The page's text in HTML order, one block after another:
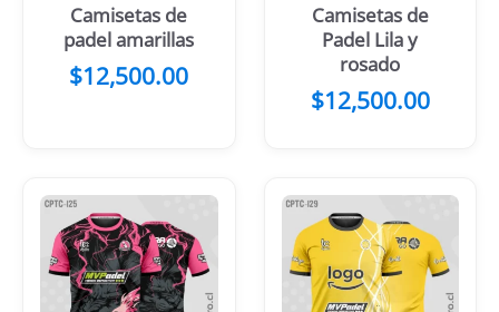
Camisetas de
padel amarillas
$12,500.00
Camisetas de
Padel Lila y
rosado
$12,500.00